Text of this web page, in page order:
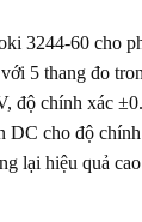
3244-60 cho
5 thang đo
độ chính xác
DC cho độ
lại hiệu quả